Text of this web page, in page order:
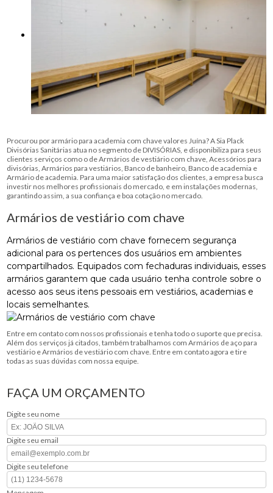
Procurou por armário para academia com chave valores Juína? A Sia Plack
Divisórias Sanitárias atua no segmento de DIVISÓRIAS, e disponibiliza para seus
clientes serviços como o de Armários de vestiário com chave, Acessórios para
divisórias, Armários para vestiários, Banco de banheiro, Banco de academia e
Armário de academia. Para uma maior satisfação dos clientes, a empresa busca
investir nos melhores profissionais do mercado, e em instalações modernas,
garantindo assim, a sua confiança e boa cotação no mercado.
Armários de vestiário com chave
Armários de vestiário com chave fornecem segurança
adicional para os pertences dos usuários em ambientes
compartilhados. Equipados com fechaduras individuais, esses
armários garantem que cada usuário tenha controle sobre o
acesso aos seus itens pessoais em vestiários, academias e
locais semelhantes.
Entre em contato com nossos profissionais e tenha todo o suporte que precisa.
Além dos serviços já citados, também trabalhamos com Armários de aço para
vestiário e Armários de vestiário com chave. Entre em contato agora e tire
todas as suas dúvidas com nossa equipe.
FAÇA UM ORÇAMENTO
Digite seu nome
Digite seu email
Digite seu telefone